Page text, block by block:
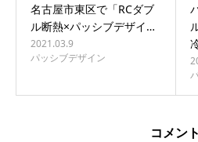
名古屋市東区で「RCダブ
ル断熱×パッシブデザイ…
2021.03.9
パッシブデザイン
コメント